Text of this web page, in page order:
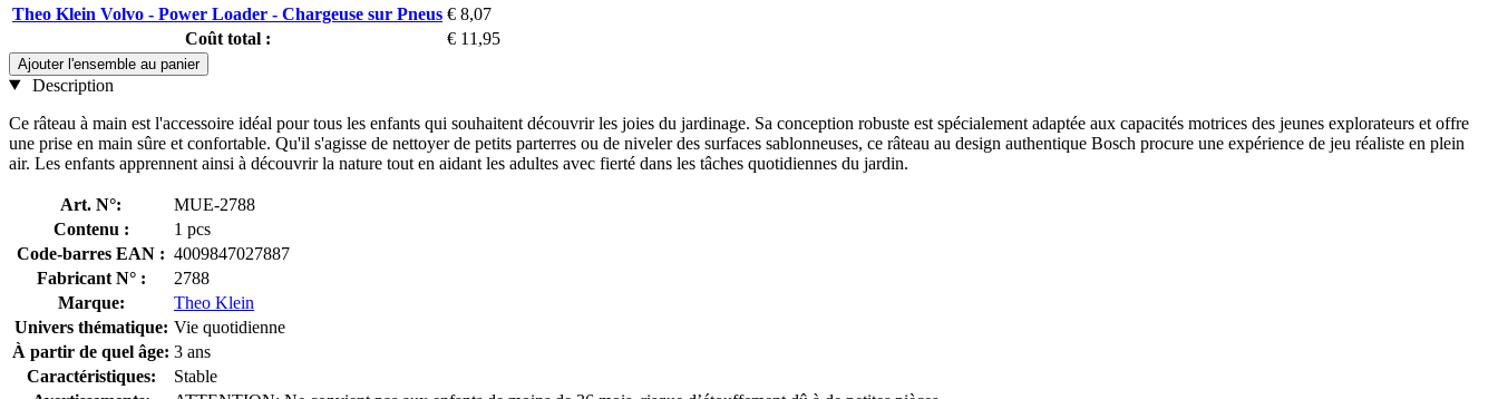
Theo Klein Volvo - Power Loader - Chargeuse sur Pneus € 8,07
Coût total :
€ 11,95
Ajouter l'ensemble au panier
Description
Ce râteau à main est l'accessoire idéal pour tous les enfants qui souhaitent découvrir les joies du jardinage. Sa conception robuste est spécialement adaptée aux capacités motrices des jeunes explorateurs et offre
une prise en main sûre et confortable. Qu'il s'agisse de nettoyer de petits parterres ou de niveler des surfaces sablonneuses, ce râteau au design authentique Bosch procure une expérience de jeu réaliste en plein
air. Les enfants apprennent ainsi à découvrir la nature tout en aidant les adultes avec fierté dans les tâches quotidiennes du jardin.
Art. N°:
MUE-2788
Contenu :
1 pcs
Code-barres EAN : 4009847027887
Fabricant N° :
2788
Marque:
Theo Klein
Univers thématique: Vie quotidienne
À partir de quel âge: 3 ans
Caractéristiques:
Stable